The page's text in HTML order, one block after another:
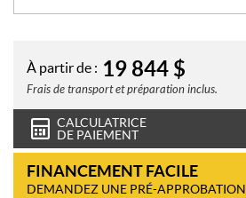
À partir de : 19 844 $
Frais de transport et préparation inclus.
CALCULATRICE
DE PAIEMENT
FINANCEMENT FACILE
DEMANDEZ UNE PRÉ-APPROBATION